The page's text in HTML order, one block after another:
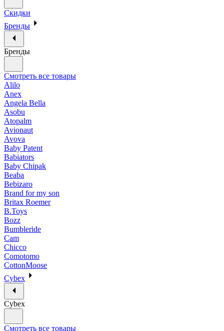
Скидки
Бренды
Бренды
Смотреть все товары
Alilo
Anex
Angela Bella
Asobu
Atopalm
Avionaut
Avova
Baby Patent
Babiators
Baby Chipak
Beaba
Bebizaro
Brand for my son
Britax Roemer
B.Toys
Bozz
Bumbleride
Cam
Chicco
Comotomo
CottonMoose
Cybex
Cybex
Смотреть все товары